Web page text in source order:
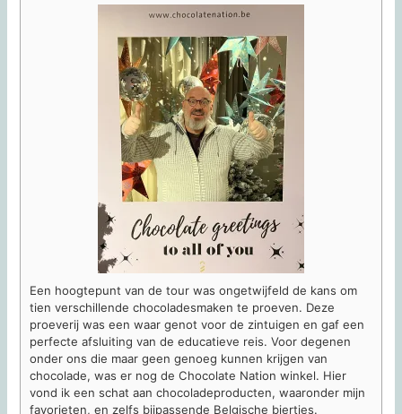
Een hoogtepunt van de tour was ongetwijfeld de kans om
tien verschillende chocoladesmaken te proeven. Deze
proeverij was een waar genot voor de zintuigen en gaf een
perfecte afsluiting van de educatieve reis. Voor degenen
onder ons die maar geen genoeg kunnen krijgen van
chocolade, was er nog de Chocolate Nation winkel. Hier
vond ik een schat aan chocoladeproducten, waaronder mijn
favorieten, en zelfs bijpassende Belgische biertjes.